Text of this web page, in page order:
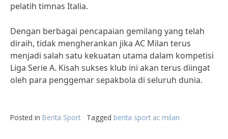
pelatih timnas Italia.
Dengan berbagai pencapaian gemilang yang telah
diraih, tidak mengherankan jika AC Milan terus
menjadi salah satu kekuatan utama dalam kompetisi
Liga Serie A. Kisah sukses klub ini akan terus diingat
oleh para penggemar sepakbola di seluruh dunia.
Posted in Berita Sport Tagged berita sport ac milan